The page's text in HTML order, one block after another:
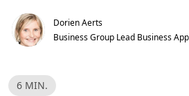
Dorien Aerts
Business Group Lead Business
T
e
6 MIN.